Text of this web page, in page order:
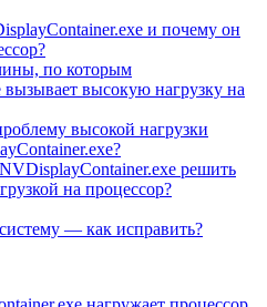
и почему он
по которым
высокую нагрузку на
высокой нагрузки
решить
на процессор?
— как исправить?